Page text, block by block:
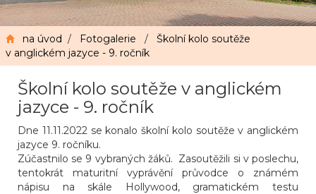
na úvod / Fotogalerie / Školní kolo soutěže
v anglickém jazyce - 9. ročník
Školní kolo soutěže v anglickém
jazyce - 9. ročník
Dne 11.11.2022 se konalo školní kolo soutěže v anglickém
jazyce 9. ročníku.
Zúčastnilo se 9 vybraných žáků. Zasoutěžili si v poslechu,
tentokrát maturitní vyprávění průvodce o známém
nápisu na skále Hollywood, gramatickém testu